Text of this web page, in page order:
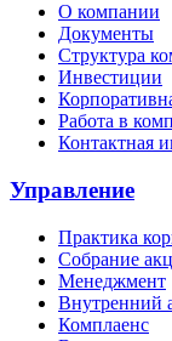
О компании
Документы
Структура
Инвестиции
Работа в
Контактная
Управление
Практика
Собрание
Менеджмент
Внутренний
Комплаенс